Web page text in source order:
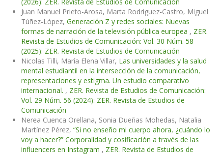
Juan Manuel Prieto-Arosa, Marta Rodriguez-Castro, Miguel
Túñez-López, Generación Z y redes sociales: Nuevas
formas de narración de la televisión pública europea , ZER.
Revista de Estudios de Comunicación: Vol. 30 Núm. 58
(2025): ZER. Revista de Estudios de Comunicación
Nicolas Tilli, María Elena Villar, Las universidades y la salud
mental estudiantil en la intersección de la comunicación,
representaciones y estigma. Un estudio comparativo
internacional. , ZER. Revista de Estudios de Comunicación:
Vol. 29 Núm. 56 (2024): ZER. Revista de Estudios de
Comunicación
Nerea Cuenca Orellana, Sonia Dueñas Mohedas, Natalia
Martínez Pérez, “Si no enseño mi cuerpo ahora, ¿cuándo lo
voy a hacer?” Corporalidad y cosificación a través de las
influencers en Instagram , ZER. Revista de Estudios de